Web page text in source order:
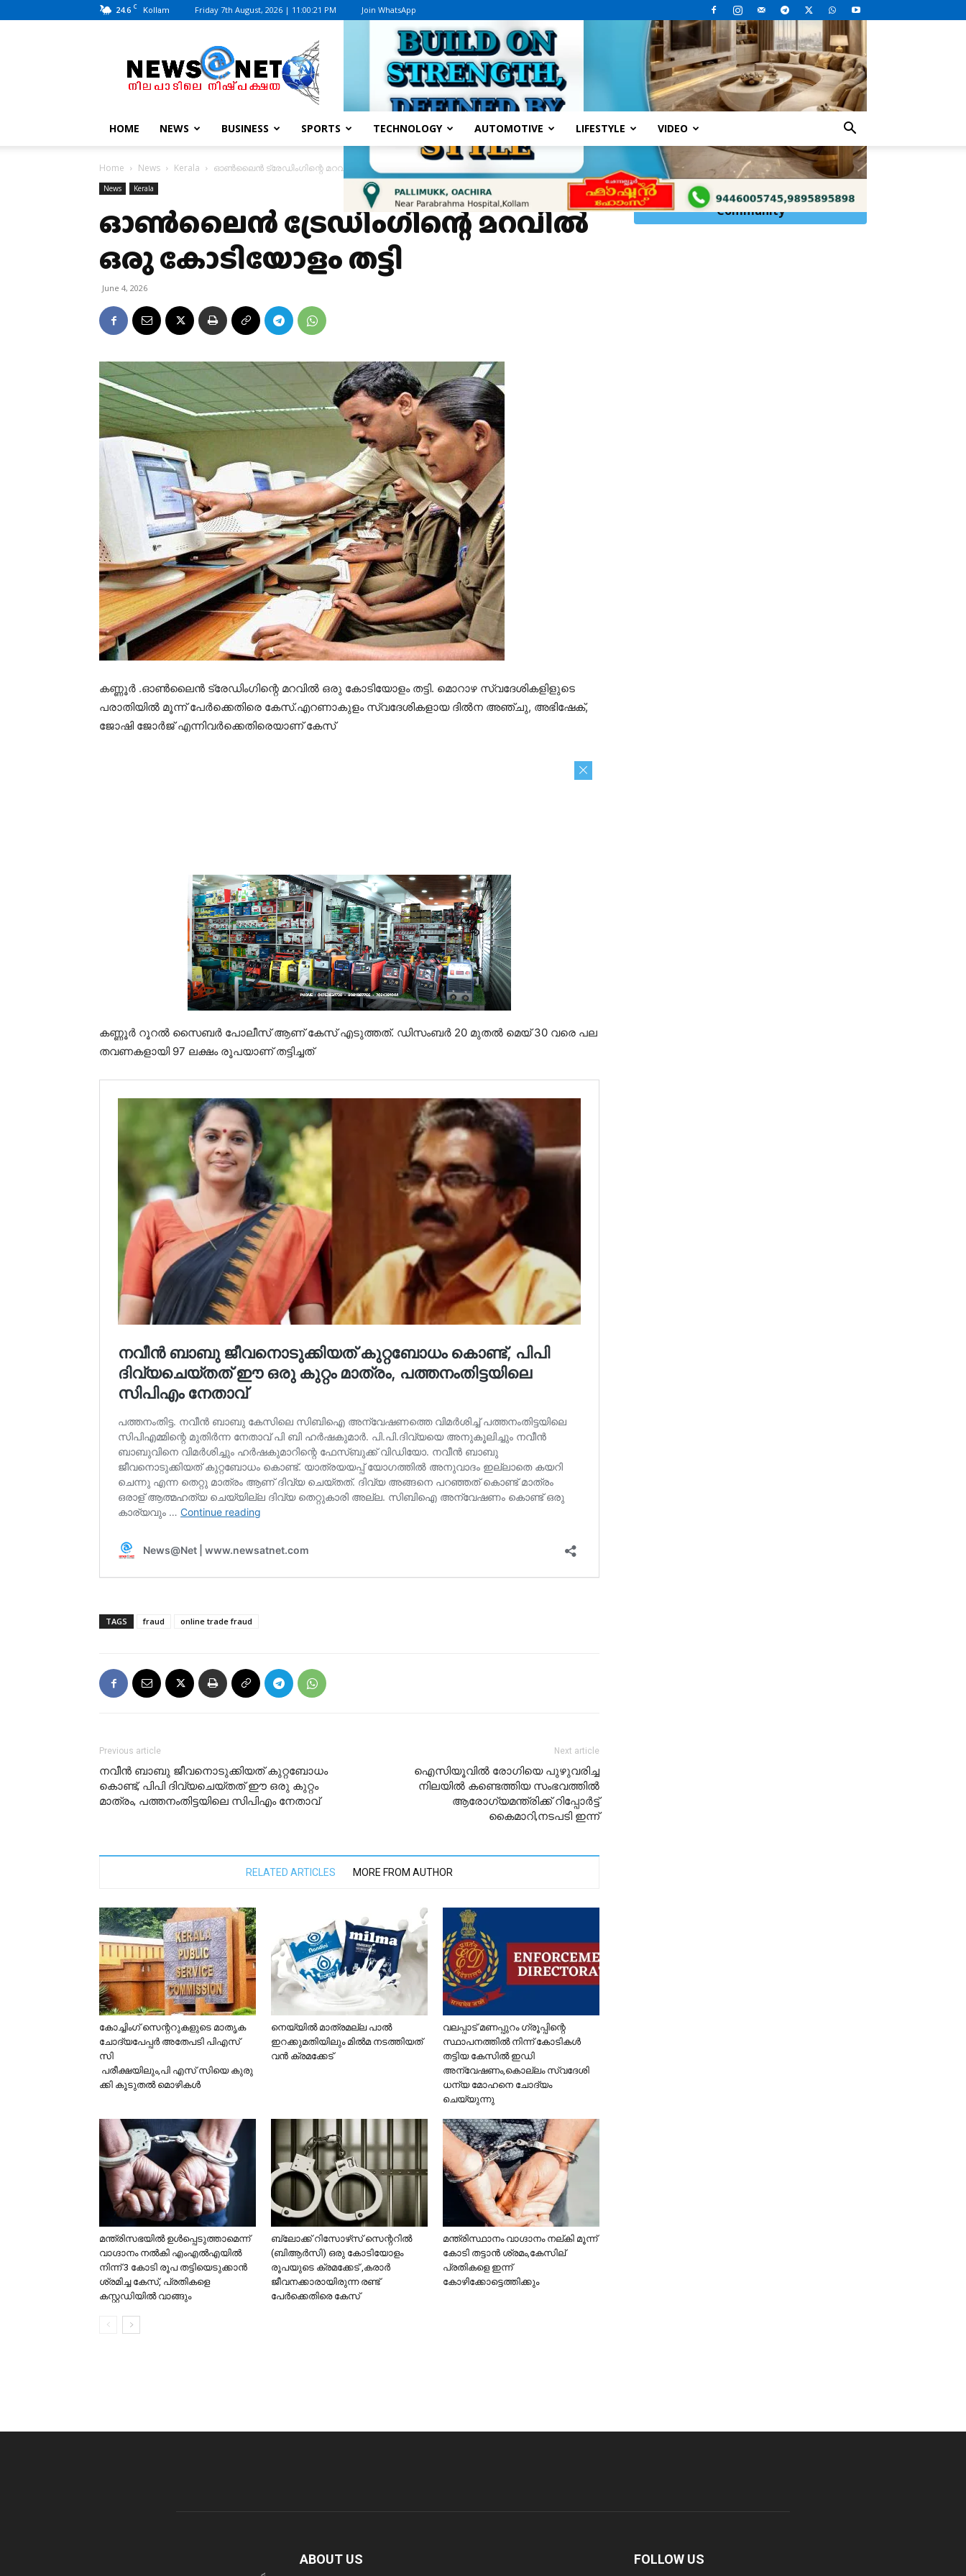
24.6 C Kollam Friday 7th August, 2026 | 11:00:21 PM Join WhatsApp
News@Net
|
www.newsatnet.com
HOME NEWS BUSINESS SPORTS TECHNOLOGY AUTOMOTIVE LIFESTYLE VIDEO
Home News Kerala ഓൺലൈൻ ട്രേഡിംഗിന്റെ മറവിൽ ഒരു കോടിയോളം തട്ടി
News Kerala
ഓൺലൈൻ ട്രേഡിംഗിന്റെ മറവിൽ
ഒരു കോടിയോളം തട്ടി
June 4, 2026
കണ്ണൂർ .ഓൺലൈൻ ട്രേഡിംഗിന്റെ മറവിൽ ഒരു കോടിയോളം തട്ടി. മൊറാഴ സ്വദേശികളിളുടെ
പരാതിയിൽ മൂന്ന് പേർക്കെതിരെ കേസ്.എറണാകുളം സ്വദേശികളായ ദിൽന അഞ്ചു, അഭിഷേക്,
ജോഷി ജോർജ് എന്നിവർക്കെതിരെയാണ് കേസ്
കണ്ണൂർ റൂറൽ സൈബർ പോലീസ് ആണ് കേസ് എടുത്തത്. ഡിസംബർ 20 മുതൽ മെയ് 30 വരെ പല
തവണകളായി 97 ലക്ഷം രൂപയാണ് തട്ടിച്ചത്
TAGS fraud online trade fraud
Previous article
നവീൻ ബാബു ജീവനൊടുക്കിയത് കുറ്റബോധം
കൊണ്ട്, പിപി ദിവ്യചെയ്തത് ഈ ഒരു കുറ്റം
മാത്രം, പത്തനംതിട്ടയിലെ സിപിഎം നേതാവ്
Next article
ഐസിയൂവിൽ രോഗിയെ പുഴുവരിച്ച
നിലയിൽ കണ്ടെത്തിയ സംഭവത്തിൽ
ആരോഗ്യമന്ത്രിക്ക് റിപ്പോർട്ട്‌
കൈമാറി,നടപടി ഇന്ന്
RELATED ARTICLES MORE FROM AUTHOR
കോച്ചിംഗ് സെന്ററുകളുടെ മാതൃക
ചോദ്യപേപ്പർ അതേപടി പിഎസ്
സി
പരീക്ഷയിലും,പി എസ് സിയെ കുരു
ക്കി കൂടുതൽ മൊഴികൾ
നെയ്യിൽ മാത്രമല്ല പാൽ
ഇറക്കുമതിയിലും മിൽമ നടത്തിയത്
വൻ ക്രമക്കേട്
വലപ്പാട് മണപ്പുറം ഗ്രൂപ്പിന്റെ
സ്ഥാപനത്തില്‍ നിന്ന് കോടികള്‍
തട്ടിയ കേസില്‍ ഇഡി
അന്വേഷണം,കൊല്ലം സ്വദേശി
ധന്യ മോഹനെ ചോദ്യം
ചെയ്യുന്നു
മന്ത്രിസഭയിൽ ഉൾപ്പെടുത്താമെന്ന്
വാഗ്ദാനം നൽകി എംഎൽഎയിൽ
നിന്ന് 3 കോടി രൂപ തട്ടിയെടുക്കാൻ
ശ്രമിച്ച കേസ്, പ്രതികളെ
കസ്റ്റഡിയിൽ വാങ്ങും
ബ്ലോക്ക് റിസോഴ്‌സ് സെന്ററിൽ
(ബിആർസി) ഒരു കോടിയോളം
രൂപയുടെ ക്രമക്കേട് ,കരാർ
ജീവനക്കാരായിരുന്ന രണ്ട്
പേർക്കെതിരെ കേസ്
മന്ത്രിസ്ഥാനം വാഗ്ദാനം നല്കി മൂന്ന്
കോടി തട്ടാൻ ശ്രമം,കേസില്
പ്രതികളെ ഇന്ന്
കോഴിക്കോട്ടെത്തിക്കും
Click Here toJoinWhatsApp
Community
ABOUT US FOLLOW US